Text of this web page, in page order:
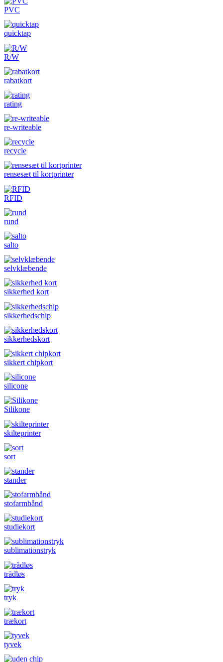
PVC
quicktap
R/W
rabatkort
rating
re-writeable
recycle
rensesæt til kortprinter
RFID
rund
salto
selvklæbende
sikkerhed kort
sikkerhedschip
sikkerhedskort
sikkert chipkort
silicone
Silikone
skilteprinter
sort
stander
stofarmbånd
studiekort
sublimationstryk
trådløs
tryk
trækort
tyvek